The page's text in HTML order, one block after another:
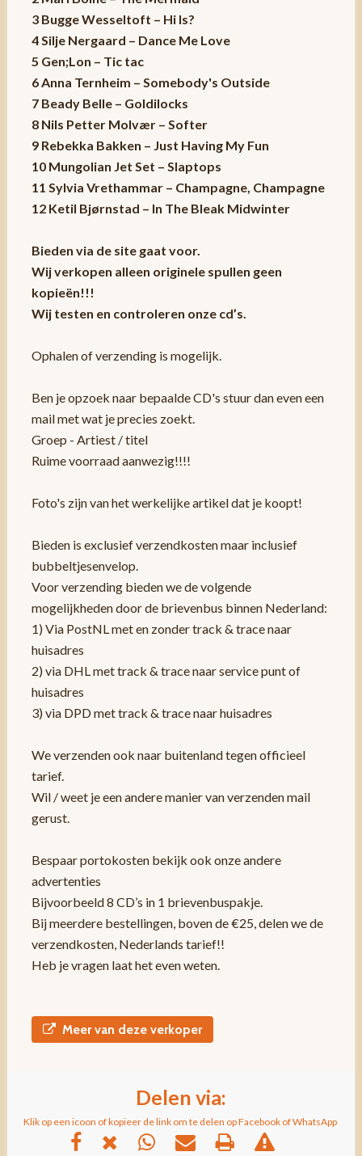
3 Bugge Wesseltoft – Hi Is?
4 Silje Nergaard – Dance Me Love
5 Gen;Lon – Tic tac
6 Anna Ternheim – Somebody's Outside
7 Beady Belle – Goldilocks
8 Nils Petter Molvær – Softer
9 Rebekka Bakken – Just Having My Fun
10 Mungolian Jet Set – Slaptops
11 Sylvia Vrethammar – Champagne, Champagne
12 Ketil Bjørnstad – In The Bleak Midwinter
Bieden via de site gaat voor.
Wij verkopen alleen originele spullen geen
kopieën!!!
Wij testen en controleren onze cd’s.
Ophalen of verzending is mogelijk.
Ben je opzoek naar bepaalde CD's stuur dan even een
mail met wat je precies zoekt.
Groep - Artiest / titel
Ruime voorraad aanwezig!!!!
Foto's zijn van het werkelijke artikel dat je koopt!
Bieden is exclusief verzendkosten maar inclusief
bubbeltjesenvelop.
Voor verzending bieden we de volgende
mogelijkheden door de brievenbus binnen Nederland:
1) Via PostNL met en zonder track & trace naar
huisadres
2) via DHL met track & trace naar service punt of
huisadres
3) via DPD met track & trace naar huisadres
We verzenden ook naar buitenland tegen officieel
tarief.
Wil / weet je een andere manier van verzenden mail
gerust.
Bespaar portokosten bekijk ook onze andere
advertenties
Bijvoorbeeld 8 CD’s in 1 brievenbuspakje.
Bij meerdere bestellingen, boven de €25, delen we de
verzendkosten, Nederlands tarief!!
Heb je vragen laat het even weten.
Meer van deze verkoper
Delen via:
Klik op een icoon of kopieer de link om te delen op Facebook of WhatsApp